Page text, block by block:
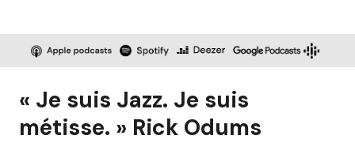
« Je suis Jazz. Je suis
métisse. » Rick Odums